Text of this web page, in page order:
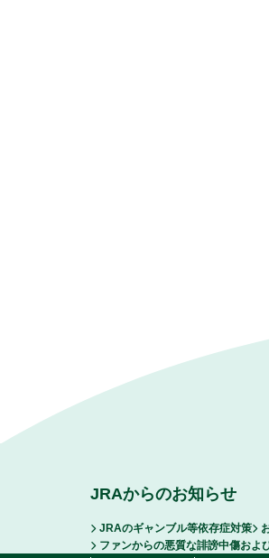
JRAからのお知らせ
JRAのギャンブル等依存症対策
ファンからの悪質な誹謗中傷およ